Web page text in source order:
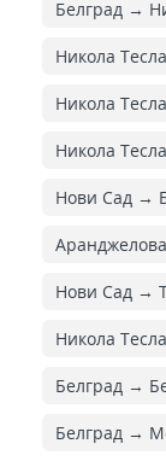
Белград →
Никола
Никола
Никола
Нови Сад →
Нови Сад →
Никола
Белград →
Белград →